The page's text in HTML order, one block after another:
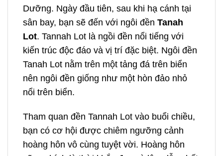
Dưỡng. Ngày đầu tiên, sau khi hạ cánh tại
sân bay, bạn sẽ đến với ngôi đền Tanah
Lot. Tannah Lot là ngồi đền nổi tiếng với
kiến trúc độc đáo và vị trí đặc biệt. Ngôi đền
Tanah Lot nằm trên một tảng đá trên biển
nên ngôi đền giống như một hòn đảo nhỏ
nổi trên biển.
Tham quan đền Tannah Lot vào buổi chiều,
bạn có cơ hội được chiêm ngưỡng cảnh
hoàng hôn vô cùng tuyệt vời. Hoàng hôn